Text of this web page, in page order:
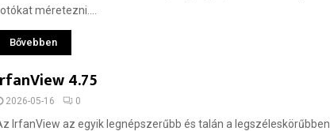
méretezni....
Bővebben
4.75
2026-05-16 0
IrfanView az egyik legnépszerűbb és talán a legszéleskörűbben